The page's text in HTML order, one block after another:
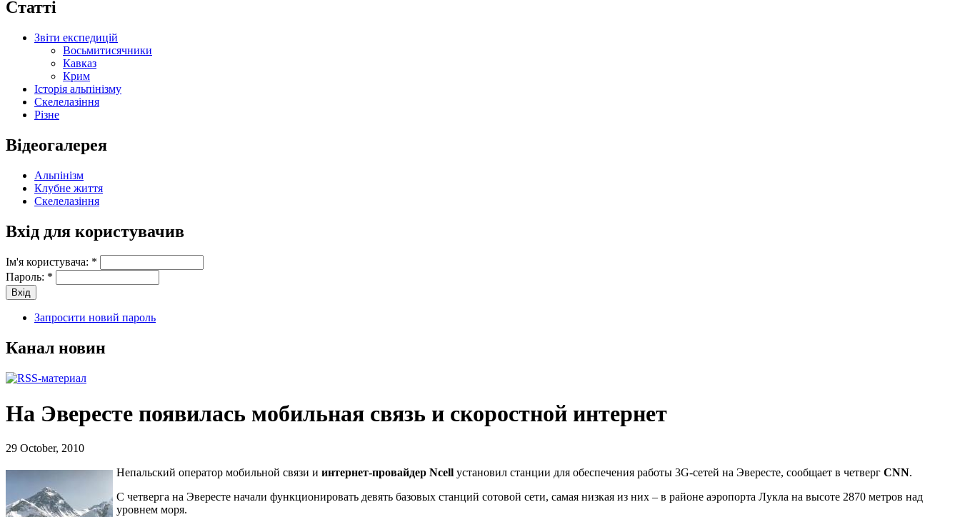
Статті
Звіти експедицій
Восьмитисячники
Кавказ
Крим
Історія альпінізму
Скелелазіння
Різне
Відеогалерея
Альпінізм
Клубне життя
Скелелазіння
Вхід для користувачив
Ім'я користувача: *
Пароль: *
Запросити новий пароль
Канал новин
На Эвересте появилась мобильная связь и скоростной интернет
29 October, 2010
Непальский оператор мобильной связи и интернет-провайдер Ncell установил станции для обеспечения работы 3G-сетей на Эвересте, сообщает в четверг CNN.
С четверга на Эвересте начали функционировать девять базовых станций сотовой сети, самая низкая из них – в районе аэропорта Лукла на высоте 2870 метров над
уровнем моря.